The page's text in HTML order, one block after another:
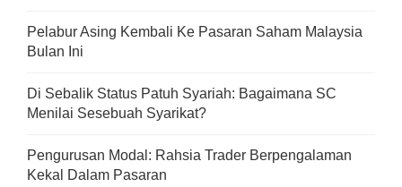
Pelabur Asing Kembali Ke Pasaran Saham Malaysia
Bulan Ini
Di Sebalik Status Patuh Syariah: Bagaimana SC
Menilai Sesebuah Syarikat?
Pengurusan Modal: Rahsia Trader Berpengalaman
Kekal Dalam Pasaran